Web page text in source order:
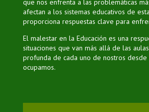
que nos enfrenta a las problemáticas
afectan a los sistemas educativos de
proporciona respuestas clave para
El malestar en la Educación es una
situaciones que van más allá de las
profunda de cada uno de nostros
ocupamos.